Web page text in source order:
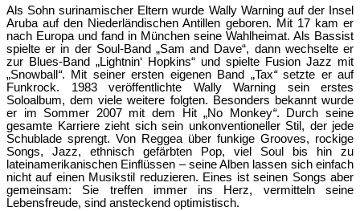
Als Sohn surinamischer Eltern wurde Wally Warning auf der Insel
Aruba auf den Niederländischen Antillen geboren. Mit 17 kam er
nach Europa und fand in München seine Wahlheimat. Als Bassist
spielte er in der Soul-Band „Sam and Dave“, dann wechselte er
zur Blues-Band „Lightnin‘ Hopkins“ und spielte Fusion Jazz mit
„Snowball “. Mit seiner ersten eigenen Band „Tax“setzte er auf
Funkrock. 1983 veröffentlichte Wally Warning sein erstes
Soloalbum, dem viele weitere folgten. Besonders bekannt wurde
er im Sommer 2007 mit dem Hit „No Monkey“. Durch seine
gesamte Karriere zieht sich sein unkonventioneller Stil, der jede
Schublade sprengt. Von Reggea über funkige Grooves, rockige
Songs, Jazz, ethnisch gefärbten Pop, viel Soul bis hin zu
lateinamerikanischen Einflüssen – seine Alben lassen sich einfach
nicht auf einen Musikstil reduzieren. Eines ist seinen Songs aber
gemeinsam: Sie treffen immer ins Herz, vermitteln seine
Lebensfreude, sind ansteckend optimistisch.